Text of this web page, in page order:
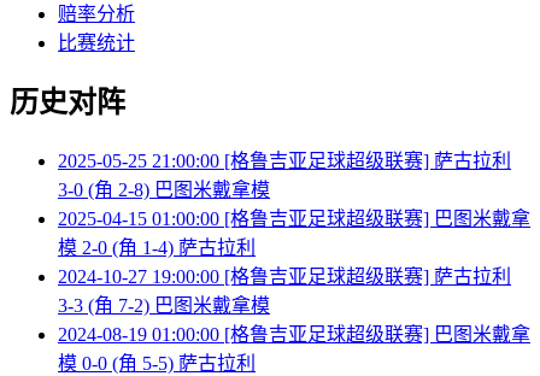
赔率分析
比赛统计
历史对阵
2025-05-25 21:00:00 [格鲁吉亚足球超级联赛] 萨古拉利
3-0 (角 2-8) 巴图米戴拿模
2025-04-15 01:00:00 [格鲁吉亚足球超级联赛] 巴图米戴拿
模 2-0 (角 1-4) 萨古拉利
2024-10-27 19:00:00 [格鲁吉亚足球超级联赛] 萨古拉利
3-3 (角 7-2) 巴图米戴拿模
2024-08-19 01:00:00 [格鲁吉亚足球超级联赛] 巴图米戴拿
模 0-0 (角 5-5) 萨古拉利